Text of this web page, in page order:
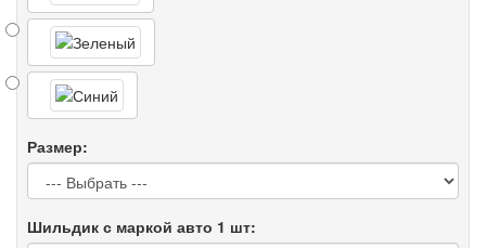
Размер:
Шильдик с маркой авто 1 шт: